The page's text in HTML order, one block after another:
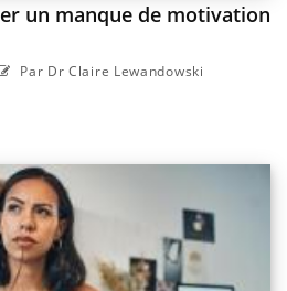
un manque de motivation
Par Dr Claire Lewandowski